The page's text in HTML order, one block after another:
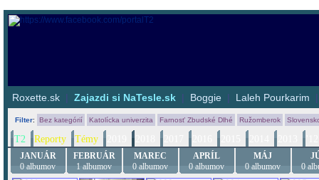
Roxette.sk | Zajazdi si NaTesle.sk | Boggie | Laleh Pourkarim
Filter: Bez kategórií Katolícka univerzita Farnosť Zbudské Dlhé Ružomberok
T2 Reporty Témy
JANUÁR
0 albumov
FEBRUÁR
1 albumov
MAREC
0 albumov
APRÍL
0 albumov
MÁJ
0 albumov
0